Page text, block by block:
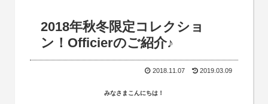
2018年秋冬限定コレクショ
ン！Officierのご紹介♪
2018.11.07 2019.03.09
みなさまこんにちは！